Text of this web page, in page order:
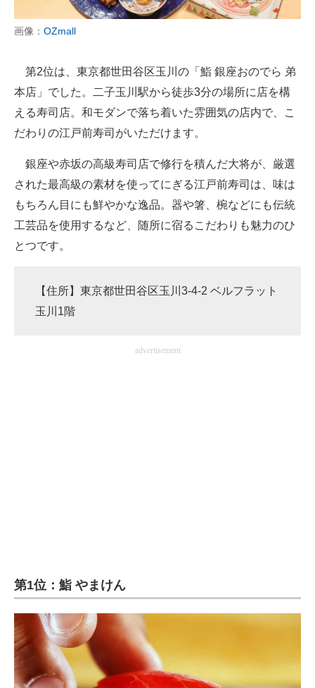
画像： OZmall
第2位は、東京都世田谷区玉川の「鮨 銀座おのでら 弟
本店」でした。二子玉川駅から徒歩3分の場所に店を構
える寿司店。和モダンで落ち着いた雰囲気の店内で、こ
だわりの江戸前寿司がいただけます。
銀座や赤坂の高級寿司店で修行を積んだ大将が、厳選
された最高級の素材を使ってにぎる江戸前寿司は、味は
もちろん目にも鮮やかな逸品。器や箸、椀などにも伝統
工芸品を使用するなど、随所に宿るこだわりも魅力のひ
とつです。
【住所】東京都世田谷区玉川3-4-2 ベルフラット
玉川1階
advertisement
第1位：鮨 やまけん